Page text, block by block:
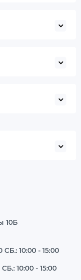
10Б
10:00 - 15:00
10:00 - 15:00